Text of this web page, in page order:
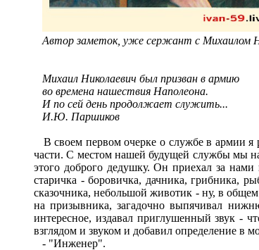
Автор заметок, уже сержант с Михаилом
Михаил Николаевич был призван в армию
во времена нашествия Наполеона.
И по сей день продолжает служить...
И.Ю. Паршиков
В своем первом очерке о службе в армии я
части. С местом нашей будущей службы мы
этого доброго дедушку. Он приехал за
старичка - боровичка, дачника, грибника,
сказочника, небольшой животик - ну, в
на призывника, загадочно выпячивал
интересное, издавал приглушенный звук -
взглядом и звуком и добавил определение в
- "Инженер".